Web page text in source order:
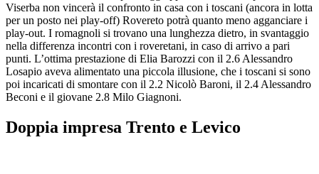
Viserba non vincerà il confronto in casa con i toscani (ancora in lotta
per un posto nei play-off) Rovereto potrà quanto meno agganciare i
play-out. I romagnoli si trovano una lunghezza dietro, in svantaggio
nella differenza incontri con i roveretani, in caso di arrivo a pari
punti. L’ottima prestazione di Elia Barozzi con il 2.6 Alessandro
Losapio aveva alimentato una piccola illusione, che i toscani si sono
poi incaricati di smontare con il 2.2 Nicolò Baroni, il 2.4 Alessandro
Beconi e il giovane 2.8 Milo Giagnoni.
Doppia impresa Trento e Levico